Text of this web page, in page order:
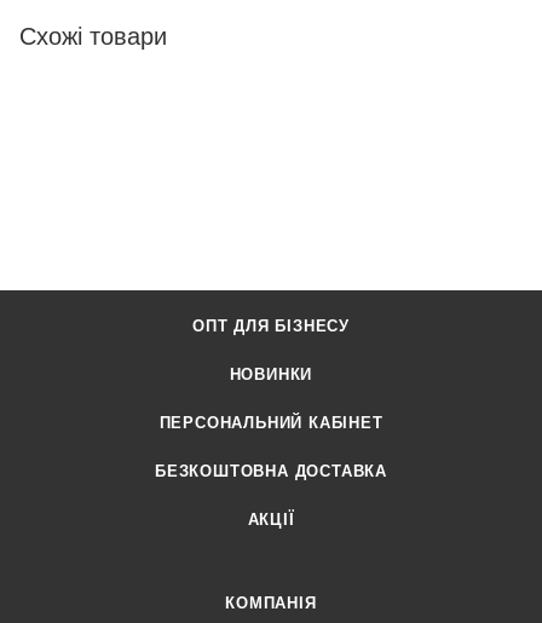
Схожі товари
ОПТ ДЛЯ БІЗНЕСУ
НОВИНКИ
ПЕРСОНАЛЬНИЙ КАБІНЕТ
БЕЗКОШТОВНА ДОСТАВКА
АКЦІЇ
КОМПАНІЯ